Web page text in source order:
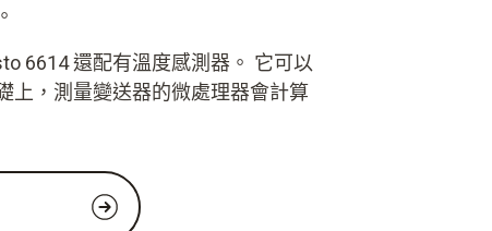
6614 還配有溫度感測器。 它可以
上，測量變送器的微處理器會計算